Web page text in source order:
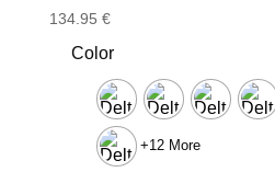
Valorado con
de 5
134.95 €
Color
+12 More